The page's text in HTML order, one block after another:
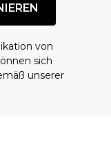
von
sich
unserer